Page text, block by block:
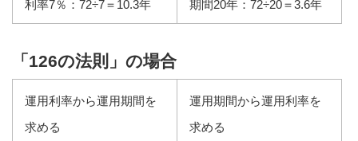
利率7％：72÷7＝10.3年 期間20年：72÷20＝3.6年
「126の法則」の場合
運用利率から運用期間を
求める
運用期間から運用利率を
求める